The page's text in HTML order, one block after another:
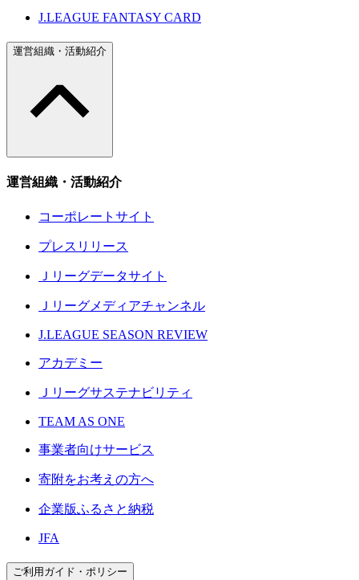
J.LEAGUE FANTASY CARD
運営組織・活動紹介
運営組織・活動紹介
コーポレートサイト
プレスリリース
Ｊリーグデータサイト
Ｊリーグメディアチャンネル
J.LEAGUE SEASON REVIEW
アカデミー
Ｊリーグサステナビリティ
TEAM AS ONE
事業者向けサービス
寄附をお考えの方へ
企業版ふるさと納税
JFA
ご利用ガイド・ポリシー